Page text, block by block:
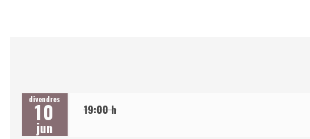
divendres
10
jun
19:00 h